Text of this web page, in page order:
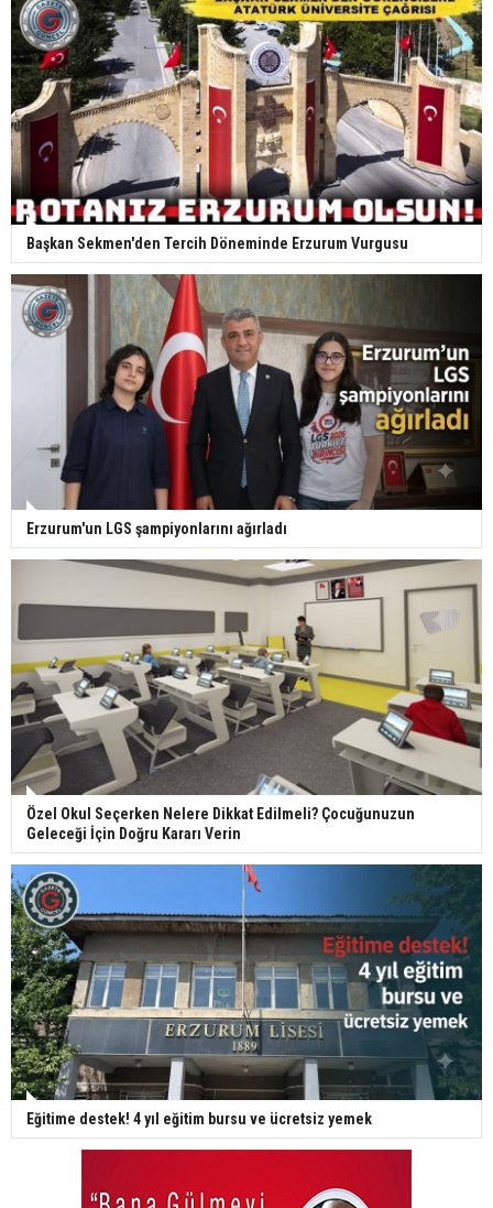
Başkan Sekmen'den Tercih Döneminde Erzurum Vurgusu
Erzurum'un LGS şampiyonlarını ağırladı
Özel Okul Seçerken Nelere Dikkat Edilmeli? Çocuğunuzun
Geleceği İçin Doğru Kararı Verin
Eğitime destek! 4 yıl eğitim bursu ve ücretsiz yemek